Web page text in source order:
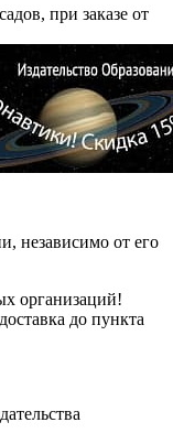
при заказе от
независимо от его
организаций!
до пункта